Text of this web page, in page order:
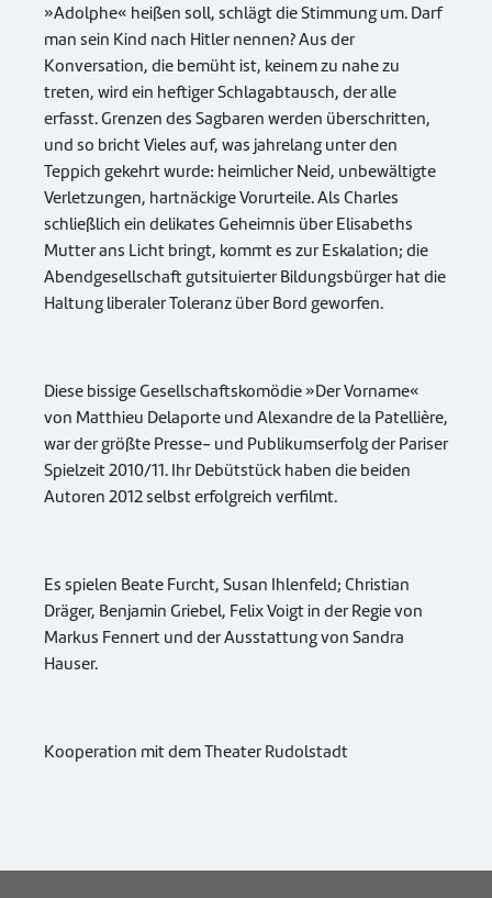
»Adolphe« heißen soll, schlägt die Stimmung um. Darf
man sein Kind nach Hitler nennen? Aus der
Konversation, die bemüht ist, keinem zu nahe zu
treten, wird ein heftiger Schlagabtausch, der alle
erfasst. Grenzen des Sagbaren werden überschritten,
und so bricht Vieles auf, was jahrelang unter den
Teppich gekehrt wurde: heimlicher Neid, unbewältigte
Verletzungen, hartnäckige Vorurteile. Als Charles
schließlich ein delikates Geheimnis über Elisabeths
Mutter ans Licht bringt, kommt es zur Eskalation; die
Abendgesellschaft gutsituierter Bildungsbürger hat die
Haltung liberaler Toleranz über Bord geworfen.
Diese bissige Gesellschaftskomödie »Der Vorname«
von Matthieu Delaporte und Alexandre de la Patellière,
war der größte Presse- und Publikumserfolg der Pariser
Spielzeit 2010/11. Ihr Debütstück haben die beiden
Autoren 2012 selbst erfolgreich verfilmt.
Es spielen Beate Furcht, Susan Ihlenfeld; Christian
Dräger, Benjamin Griebel, Felix Voigt in der Regie von
Markus Fennert und der Ausstattung von Sandra
Hauser.
Kooperation mit dem Theater Rudolstadt